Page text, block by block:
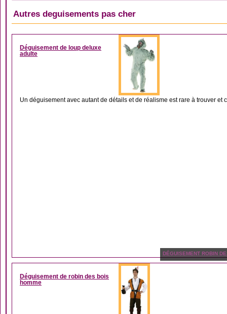
Autres deguisements pas cher
DÉGUISEMENT
Déguisement de loup deluxe
adulte
Un déguisement avec autant de détails et de réalisme est rare à trouver et
DÉGUISEMENT ROBIN
Déguisement de robin des bois
homme